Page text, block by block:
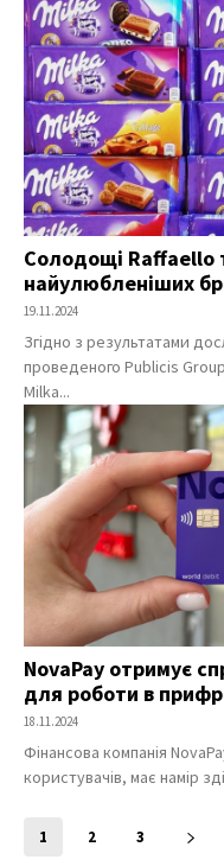
Солодощі Raffaello
найулюбленіших
19.11.2024
Згідно з результатами
проведеного Publicis
Milka...
NovaPay отримує
для роботи в
18.11.2024
Фінансова компанія
користувачів, має намір
1 2 3